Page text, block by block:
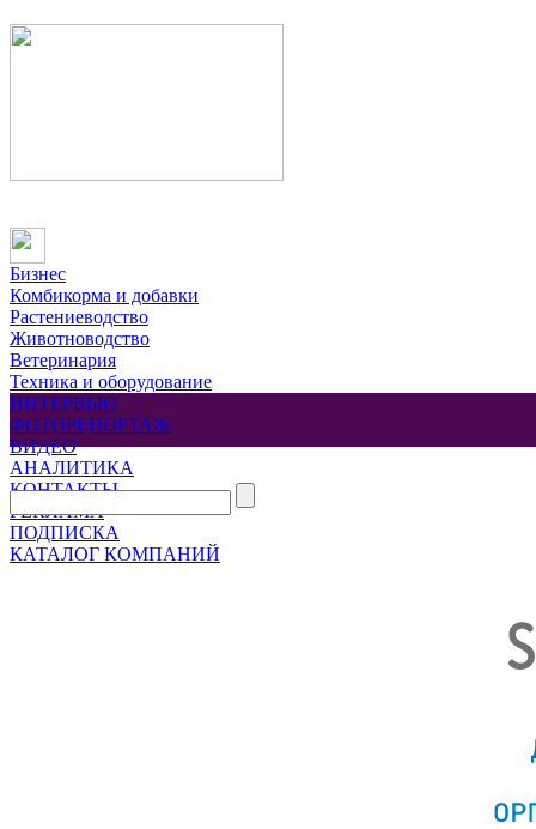
Бизнес
Комбикорма и добавки
Растениеводство
Животноводство
Ветеринария
Техника и оборудование
ИНТЕРВЬЮ
ФОТОРЕПОРТАЖ
ВИДЕО
АНАЛИТИКА
КОНТАКТЫ
РЕКЛАМА
ПОДПИСКА
КАТАЛОГ КОМПАНИЙ